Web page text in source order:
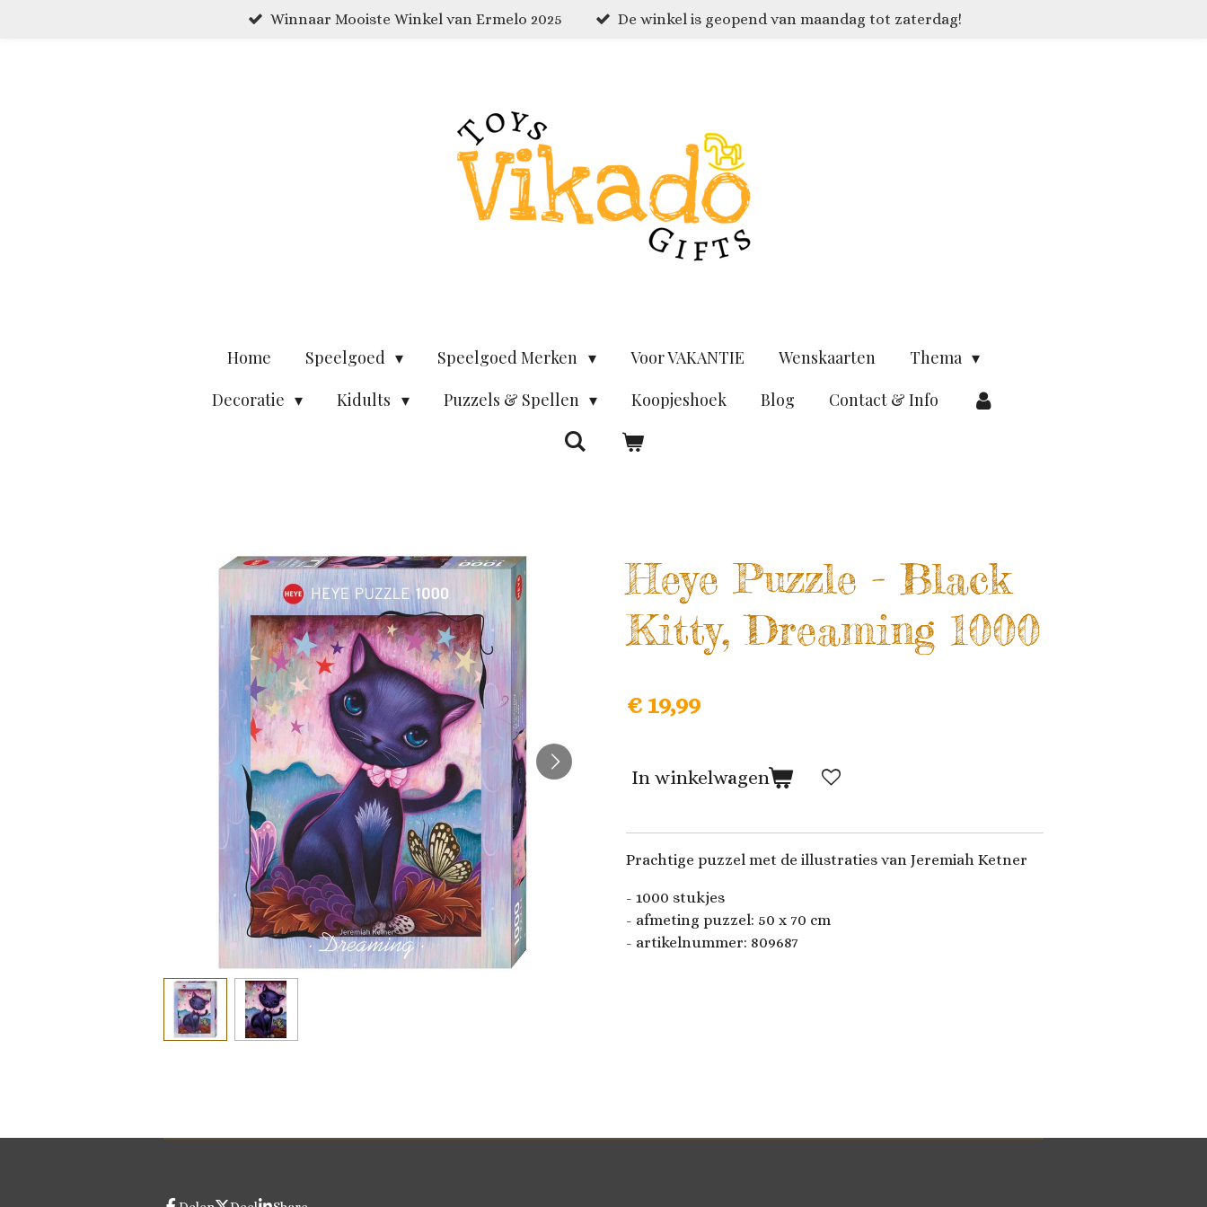
Winnaar Mooiste Winkel van Ermelo 2025 De winkel is geopend van maandag tot zaterdag!
Home Speelgoed Speelgoed Merken Voor VAKANTIE Wenskaarten
Thema
Decoratie
Kidults Puzzels & Spellen Koopjeshoek Blog Contact & Info
Heye Puzzle - Black
Kitty, Dreaming 1000
€ 19,99
In winkelwagen
Prachtige puzzel met de illustraties van Jeremiah Ketner
- 1000 stukjes
- afmeting puzzel: 50 x 70 cm
- artikelnummer: 809687